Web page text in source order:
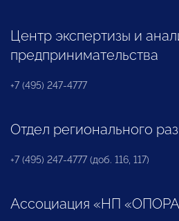
Центр экспертизы и
предпринимательства
+7 (495) 247-4777
Отдел регионального
+7 (495) 247-4777 (доб. 116, 117)
Ассоциация «НП